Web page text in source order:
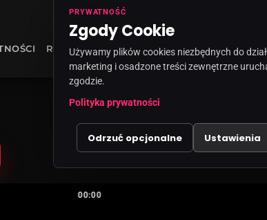
00:00
RODO INFORMACJA O NADAWCY
PRYWATNOŚĆ
Zgody Cookie
Używamy plików cookies niezbędnych do
marketing i osadzone treści zewnętrzne
zgodzie.
Polityka prywatności
Odrzuć opcjonalne Ustawienia